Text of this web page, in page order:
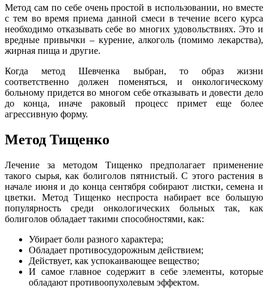
Метод сам по себе очень простой в использовании, но вместе
с тем во время приема данной смеси в течение всего курса
необходимо отказывать себе во многих удовольствиях. Это и
вредные привычки – курение, алкоголь (помимо лекарства),
жирная пища и другие.
Когда метод Шевченка выбран, то образ жизни
соответственно должен поменяться, и онкологическому
больному придется во многом себе отказывать и довести дело
до конца, иначе раковый процесс примет еще более
агрессивную форму.
Метод Тищенко
Лечение за методом Тищенко предполагает применение
такого сырья, как болиголов пятнистый. С этого растения в
начале июня и до конца сентября собирают листки, семена и
цветки. Метод Тищенко неспроста набирает все большую
популярность среди онкологических больных так, как
болиголов обладает такими способностями, как:
Убирает боли разного характера;
Обладает противосудорожным действием;
Действует, как успокаивающее вещество;
И самое главное содержит в себе элементы, которые
обладают противоопухолевым эффектом.